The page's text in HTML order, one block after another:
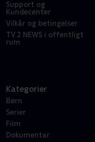
Support og
Kundecenter
Vilkår og betingelser
TV 2 NEWS i offentligt
rum
Kategorier
Børn
Serier
Film
Dokumentar